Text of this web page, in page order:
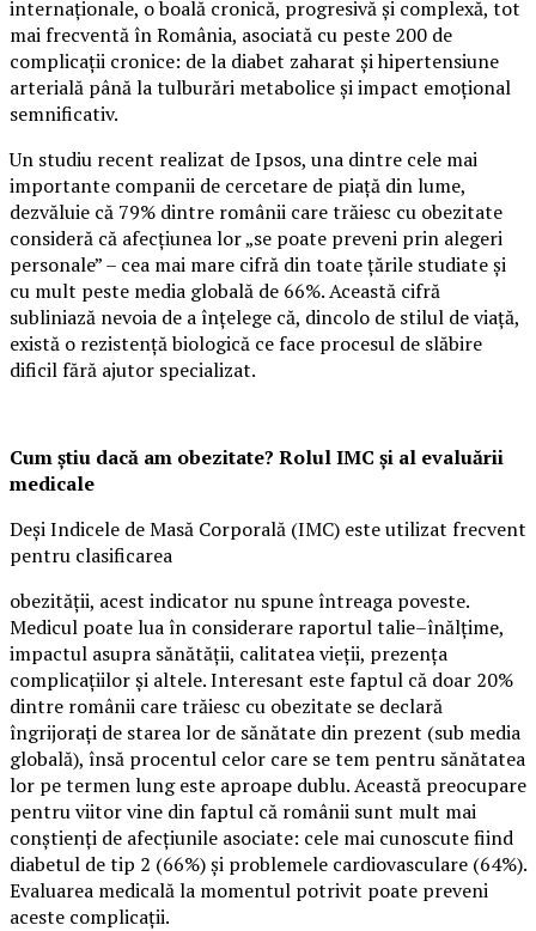
internaționale, o boală cronică, progresivă și complexă, tot
mai frecventă în România, asociată cu peste 200 de
complicații cronice: de la diabet zaharat și hipertensiune
arterială până la tulburări metabolice și impact emoțional
semnificativ.
Un studiu recent realizat de Ipsos, una dintre cele mai
importante companii de cercetare de piață din lume,
dezvăluie că 79% dintre românii care trăiesc cu obezitate
consideră că afecțiunea lor „se poate preveni prin alegeri
personale” – cea mai mare cifră din toate țările studiate și
cu mult peste media globală de 66%. Această cifră
subliniază nevoia de a înțelege că, dincolo de stilul de viață,
există o rezistență biologică ce face procesul de slăbire
dificil fără ajutor specializat.
Cum știu dacă am obezitate? Rolul IMC și al evaluării
medicale
Deși Indicele de Masă Corporală (IMC) este utilizat frecvent
pentru clasificarea
obezității, acest indicator nu spune întreaga poveste.
Medicul poate lua în considerare raportul talie–înălțime,
impactul asupra sănătății, calitatea vieții, prezența
complicațiilor și altele. Interesant este faptul că doar 20%
dintre românii care trăiesc cu obezitate se declară
îngrijorați de starea lor de sănătate din prezent (sub media
globală), însă procentul celor care se tem pentru sănătatea
lor pe termen lung este aproape dublu. Această preocupare
pentru viitor vine din faptul că românii sunt mult mai
conștienți de afecțiunile asociate: cele mai cunoscute fiind
diabetul de tip 2 (66%) și problemele cardiovasculare (64%).
Evaluarea medicală la momentul potrivit poate preveni
aceste complicații.